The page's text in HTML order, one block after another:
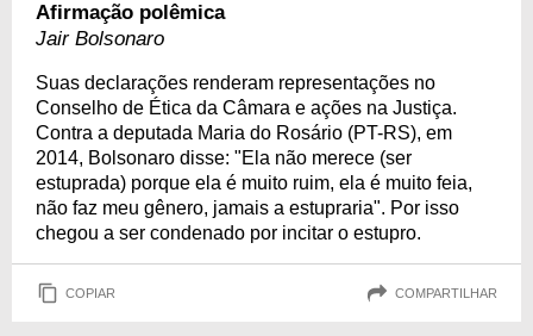
Afirmação polêmica
Jair Bolsonaro
Suas declarações renderam representações no
Conselho de Ética da Câmara e ações na Justiça.
Contra a deputada Maria do Rosário (PT-RS), em
2014, Bolsonaro disse: "Ela não merece (ser
estuprada) porque ela é muito ruim, ela é muito feia,
não faz meu gênero, jamais a estupraria". Por isso
chegou a ser condenado por incitar o estupro.
COPIAR COMPARTILHAR